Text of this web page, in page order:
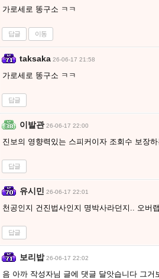
가로세로 똥구소 ㅋㅋ
답글 이동
taksaka 26-06-17 21:58
가로세로 똥구소 ㅋㅋ
답글
이발관 26-06-17 22:00
진보의 영향력있는 스피커이자 조회수 보장
답글
유시민 26-06-17 22:01
천공인지 건진법사인지 명박사라던지.. 오버
답글
보리밥 26-06-17 22:02
음 아까 작성자님 글에 댓글 달앗습니다 그거